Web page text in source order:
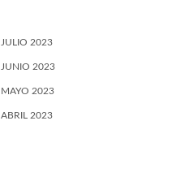
JULIO 2023
JUNIO 2023
MAYO 2023
ABRIL 2023